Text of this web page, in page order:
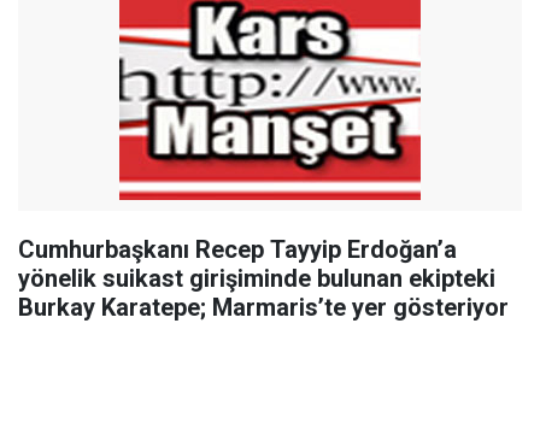
Cumhurbaşkanı Recep Tayyip Erdoğan’a
yönelik suikast girişiminde bulunan ekipteki
Burkay Karatepe; Marmaris’te yer gösteriyor